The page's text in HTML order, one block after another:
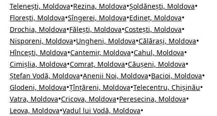
Telenești, Moldova•Rezina, Moldova•Șoldănești, Moldova•
Florești, Moldova•Sîngerei, Moldova•Edineț, Moldova•
Drochia, Moldova•Fălești, Moldova•Costești, Moldova•
Nisporeni, Moldova•Ungheni, Moldova•Călărași, Moldova•
Hîncești, Moldova•Cantemir, Moldova•Cahul, Moldova•
Cimișlia, Moldova•Comrat, Moldova•Căușeni, Moldova•
Ștefan Vodă, Moldova•Anenii Noi, Moldova•Bacioi, Moldova•
Glodeni, Moldova•Țînțăreni, Moldova•Telecentru, Chișinău•
Vatra, Moldova•Cricova, Moldova•Peresecina, Moldova•
Leova, Moldova•Vadul lui Vodă, Moldova•